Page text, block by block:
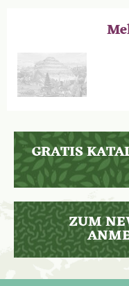
Hat euch die
eureThailand
GRATIS
ZUM